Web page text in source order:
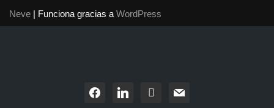
Neve | Funciona gracias a WordPress